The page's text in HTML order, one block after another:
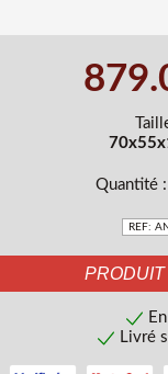
Quantité :
REF:
Livré